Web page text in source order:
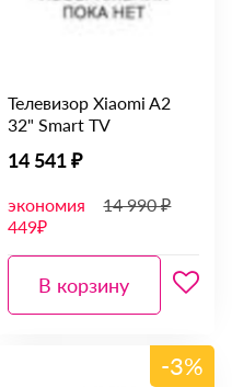
Телевизор Xiaomi A2
32" Smart TV
14 541 ₽
экономия
449₽
14 990 ₽
В корзину
-3%